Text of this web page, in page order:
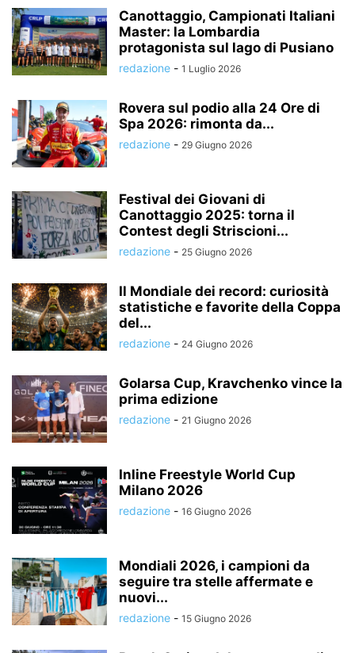
Canottaggio, Campionati Italiani
Master: la Lombardia
protagonista sul lago di Pusiano
redazione - 1 Luglio 2026
Rovera sul podio alla 24 Ore di
Spa 2026: rimonta da...
redazione - 29 Giugno 2026
Festival dei Giovani di
Canottaggio 2025: torna il
Contest degli Striscioni...
redazione - 25 Giugno 2026
Il Mondiale dei record: curiosità
statistiche e favorite della Coppa
del...
redazione - 24 Giugno 2026
Golarsa Cup, Kravchenko vince la
prima edizione
redazione - 21 Giugno 2026
Inline Freestyle World Cup
Milano 2026
redazione - 16 Giugno 2026
Mondiali 2026, i campioni da
seguire tra stelle affermate e
nuovi...
redazione - 15 Giugno 2026